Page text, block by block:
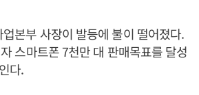
본부 사장이 발등에 불이 떨어졌다.
스마트폰 7천만 대 판매목표를 달성
다.